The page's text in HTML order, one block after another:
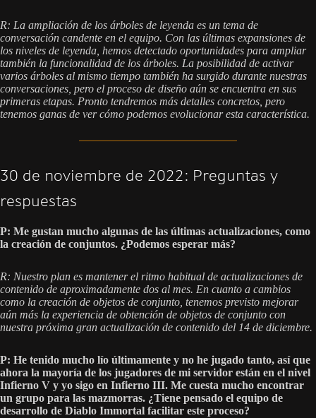
R: La ampliación de los árboles de leyenda es un tema de
conversación candente en el equipo. Con las últimas expansiones de
los niveles de leyenda, hemos detectado oportunidades para ampliar
también la funcionalidad de los árboles. La posibilidad de activar
varios árboles al mismo tiempo también ha surgido durante nuestras
conversaciones, pero el proceso de diseño aún se encuentra en sus
primeras etapas. Pronto tendremos más detalles concretos, pero
tenemos ganas de ver cómo podemos evolucionar esta característica.
30 de noviembre de 2022: Preguntas y
respuestas
P: Me gustan mucho algunas de las últimas actualizaciones, como
la creación de conjuntos. ¿Podemos esperar más?
R: Nuestro plan es mantener el ritmo habitual de actualizaciones de
contenido de aproximadamente dos al mes. En cuanto a cambios
como la creación de objetos de conjunto, tenemos previsto mejorar
aún más la experiencia de obtención de objetos de conjunto con
nuestra próxima gran actualización de contenido del 14 de diciembre.
P: He tenido mucho lío últimamente y no he jugado tanto, así que
ahora la mayoría de los jugadores de mi servidor están en el nivel
Infierno V y yo sigo en Infierno III. Me cuesta mucho encontrar
un grupo para las mazmorras. ¿Tiene pensado el equipo de
desarrollo de Diablo Immortal facilitar este proceso?